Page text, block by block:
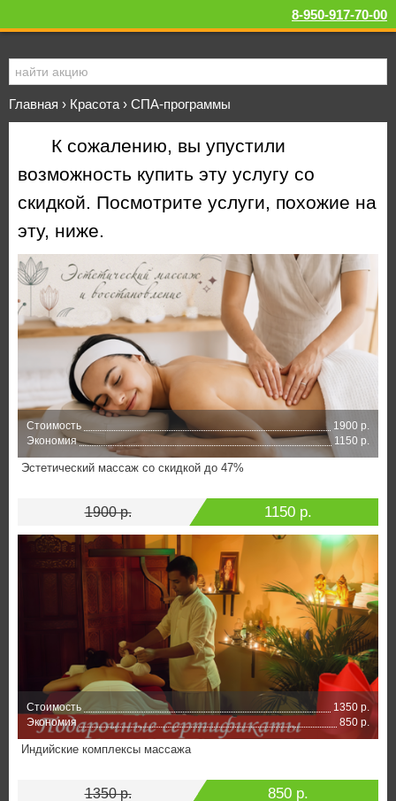
8-950-917-70-00
Главная › Красота › СПА-программы
К сожалению, вы упустили
возможность купить эту услугу со
скидкой. Посмотрите услуги, похожие на
эту, ниже.
Стоимость
1900 р.
Экономия
1150 р.
Эстетический массаж со скидкой до 47%
1900 р. 1150 р.
Стоимость
1350 р.
Экономия
850 р.
Индийские комплексы массажа
1350 р. 850 р.